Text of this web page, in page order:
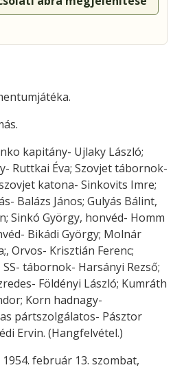
kapitány- Ujlaky László;
Ruttkai Éva; Szovjet tábornok-
katona- Sinkovits Imre;
Balázs János; Gulyás Bálint,
Sinkó György, honvéd- Homm
Bikádi György; Molnár
Orvos- Krisztián Ferenc;
tábornok- Harsányi Rezső;
Földényi László; Kumráth
Korn hadnagy-
pártszolgálatos- Pásztor
Ervin. (Hangfelvétel.)
február 13. szombat,